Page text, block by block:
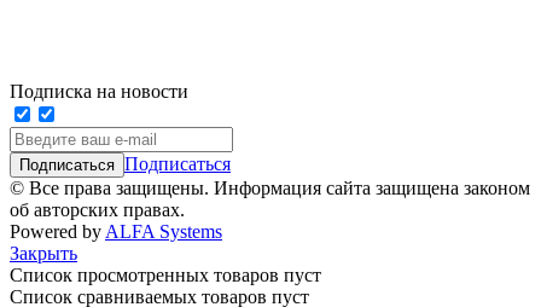
Подписка на новости
Подписаться
© Все права защищены. Информация сайта защищена законом
об авторских правах.
Powered by ALFA Systems
Закрыть
Список просмотренных товаров пуст
Список сравниваемых товаров пуст